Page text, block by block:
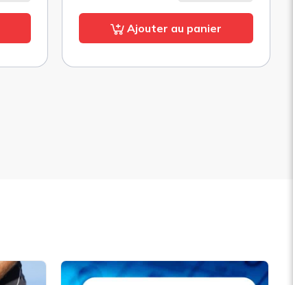
Ajouter au panier